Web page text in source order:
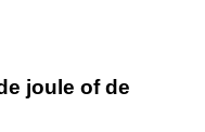
joule of de